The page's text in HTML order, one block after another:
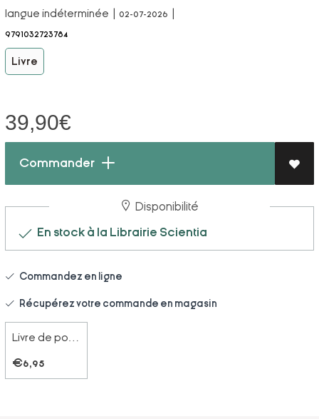
langue indéterminée | 02-07-2026 |
9791032723784
Livre
39,90€
Commander
Disponibilité
En stock à la Librairie Scientia
Commandez en ligne
Récupérez votre commande en magasin
€6,95